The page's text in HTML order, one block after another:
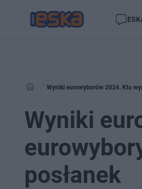
Wyniki eurowyborów 2024. Kto
Wyniki
posłanek